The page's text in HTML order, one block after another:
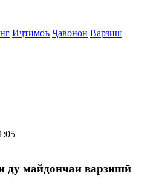
Иҷтимоъ Ҷавонон Варзиш
ду майдончаи варзишӣ